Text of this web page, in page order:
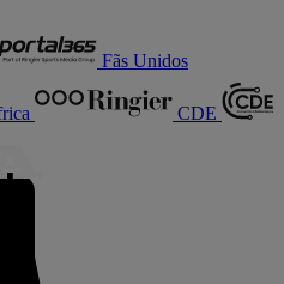
Fãs Unidos
CDE